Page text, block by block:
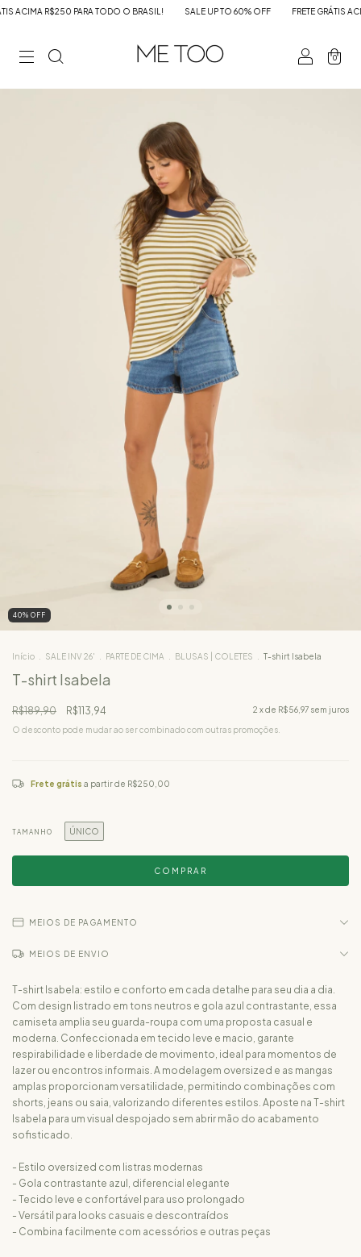
ACIMA R$250 PARA TODO O BRASIL! SALE UP TO 60% OFF FRETE GRÁTIS
0
40% OFF
Início SALE INV 26' PARTE DE CIMA BLUSAS | COLETES T-shirt Isabela
T-shirt Isabela
R$189,90 R$113,94 2 x de R$56,97 sem juros
O desconto pode mudar ao ser combinado com outras promoções.
Frete grátis a partir de R$250,00
TAMANHO ÚNICO
MEIOS DE PAGAMENTO
MEIOS DE ENVIO
T-shirt Isabela: estilo e conforto em cada detalhe para seu dia a dia.
Com design listrado em tons neutros e gola azul contrastante, essa
camiseta amplia seu guarda-roupa com uma proposta casual e
moderna. Confeccionada em tecido leve e macio, garante
respirabilidade e liberdade de movimento, ideal para momentos de
lazer ou encontros informais. A modelagem oversized e as mangas
amplas proporcionam versatilidade, permitindo combinações com
shorts, jeans ou saia, valorizando diferentes estilos. Aposte na T-shirt
Isabela para um visual despojado sem abrir mão do acabamento
sofisticado.
- Estilo oversized com listras modernas
- Gola contrastante azul, diferencial elegante
- Tecido leve e confortável para uso prolongado
- Versátil para looks casuais e descontraídos
- Combina facilmente com acessórios e outras peças